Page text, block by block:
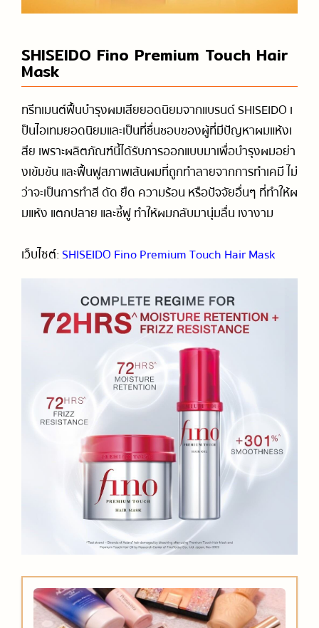
SHISEIDO Fino Premium Touch Hair
Mask
ทรีทเมนต์ฟื้นบำรุงผมเสียยอดนิยมจากแบรนด์ SHISEIDO เ
ป็นไอเทมยอดนิยมและเป็นที่ชื่นชอบของผู้ที่มีปัญหาผมแห้งเ
สีย เพราะผลิตภัณฑ์นี้ได้รับการออกแบบมาเพื่อบำรุงผมอย่า
งเข้มข้น และฟื้นฟูสภาพเส้นผมที่ถูกทำลายจากการทำเคมี ไม่
ว่าจะเป็นการทำสี ดัด ยืด ความร้อน หรือปัจจัยอื่นๆ ที่ทำให้ผ
มแห้ง แตกปลาย และชี้ฟู ทำให้ผมกลับมานุ่มลื่น เงางาม
เว็บไซต์:SHISEIDO Fino Premium Touch Hair Mask